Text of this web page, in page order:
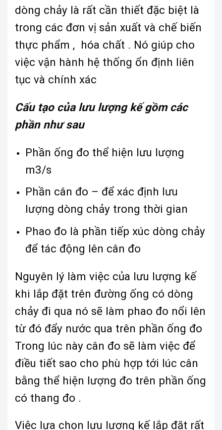
dòng chảy là rất cần thiết đặc biệt là
trong các đơn vị sản xuất và chế biến
thực phẩm , hóa chất . Nó giúp cho
việc vận hành hệ thống ổn định liên
tục và chính xác
Cấu tạo của lưu lượng kế gồm các
phần như sau
Phần ống đo thể hiện lưu lượng
m3/s
Phần cân đo – để xác định lưu
lượng dòng chảy trong thời gian
Phao đo là phần tiếp xúc dòng chảy
để tác động lên cân đo
Nguyên lý làm việc của lưu lượng kế
khi lắp đặt trên đường ống có dòng
chảy đi qua nó sẽ làm phao đo nổi lên
từ đó đẩy nước qua trên phần ống đo
Trong lúc này cân đo sẽ làm việc để
điều tiết sao cho phù hợp tới lúc cân
bằng thể hiện lượng đo trên phần ống
có thang đo .
Việc lựa chọn lưu lượng kế lắp đặt rất